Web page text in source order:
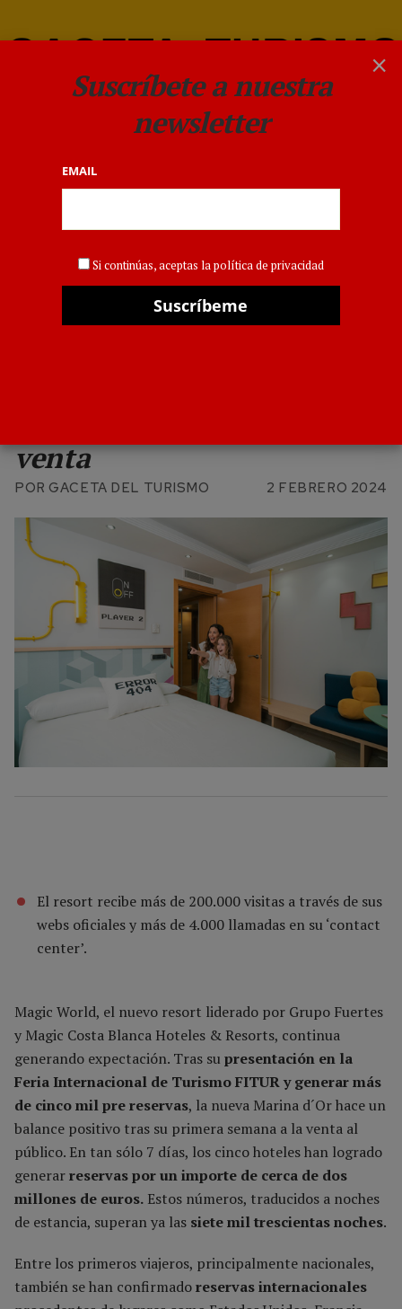
Magic World, la nueva
Marina d´Or, genera
venta
POR GACETA DEL TURISMO 2 FEBRERO 2024
El resort recibe más de 200.000 visitas a través de sus
webs oficiales y más de 4.000 llamadas en su ‘contact
center’.
Magic World, el nuevo resort liderado por Grupo Fuertes
y Magic Costa Blanca Hoteles & Resorts, continua
generando expectación. Tras supresentación en la
Feria Internacional de Turismo FITUR y generar más
de cinco mil pre reservas, la nueva Marina d´Or hace un
balance positivo tras su primera semana a la venta al
público. En tan sólo 7 días, los cinco hoteles han logrado
generarreservas por un importe de cerca de dos
millones de euros. Estos números, traducidos a noches
de estancia, superan ya las siete mil trescientas noches.
Entre los primeros viajeros, principalmente nacionales,
también se han confirmadoreservas internacionales
×
Suscríbete a nuestra
newsletter
EMAIL
Si continúas, aceptas la política de privacidad